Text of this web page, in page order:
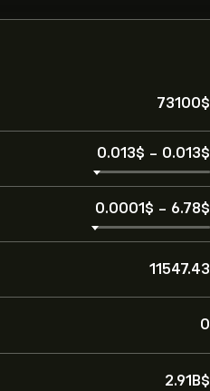
73100‎$‎
0.013‎$‎ - 0.013‎$‎
0.0001‎$‎ - 6.78‎$‎
11547.43
0
2.91B‎$‎